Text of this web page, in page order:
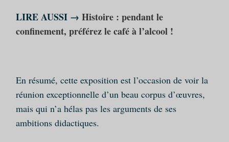
LIRE AUSSI → Histoire : pendant le
confinement, préférez le café à l’alcool !
En résumé, cette exposition est l’occasion de voir la
réunion exceptionnelle d’un beau corpus d’œuvres,
mais qui n’a hélas pas les arguments de ses
ambitions didactiques.